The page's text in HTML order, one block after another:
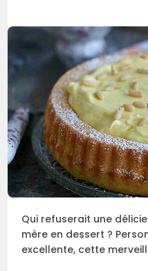
Qui refuserait une
mère en dessert ?
excellente, cette